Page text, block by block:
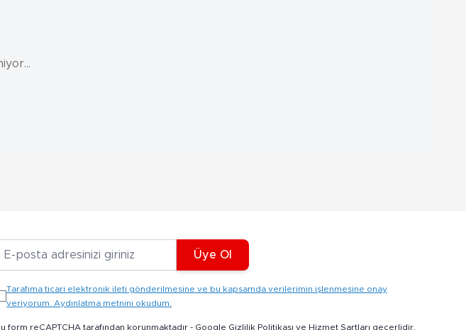
Üye Ol
Tarafıma ticari elektronik ileti gönderilmesine ve bu kapsamda verilerimin işlenmesine onay
veriyorum. Aydınlatma metnini okudum.
form reCAPTCHA tarafından korunmaktadır - Google Gizlilik Politikası ve Hizmet Şartları geçerlidir.